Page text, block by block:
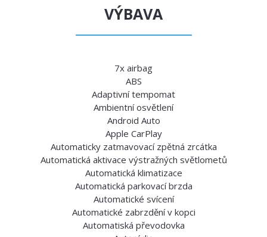
VÝBAVA
7x airbag
ABS
Adaptivní tempomat
Ambientní osvětlení
Android Auto
Apple CarPlay
Automaticky zatmavovací zpětná zrcátka
Automatická aktivace výstražných světlometů
Automatická klimatizace
Automatická parkovací brzda
Automatické svícení
Automatické zabrzdění v kopci
Automatiská převodovka